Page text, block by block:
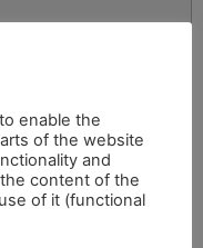
enable the
of the website
and
content of the
of it (functional